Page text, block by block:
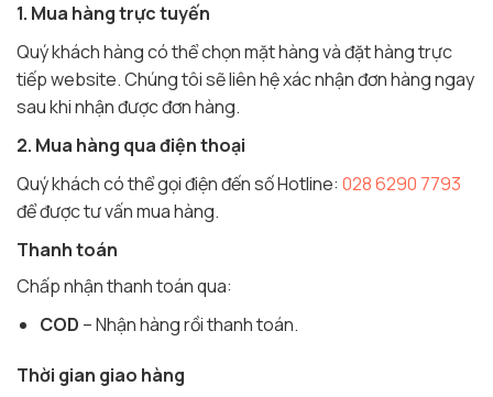
1. Mua hàng trực tuyến
Quý khách hàng có thể chọn mặt hàng và đặt hàng trực
tiếp website. Chúng tôi sẽ liên hệ xác nhận đơn hàng ngay
sau khi nhận được đơn hàng.
2. Mua hàng qua điện thoại
Quý khách có thể gọi điện đến số Hotline: 028 6290 7793
để được tư vấn mua hàng.
Thanh toán
Chấp nhận thanh toán qua:
COD – Nhận hàng rồi thanh toán.
Thời gian giao hàng